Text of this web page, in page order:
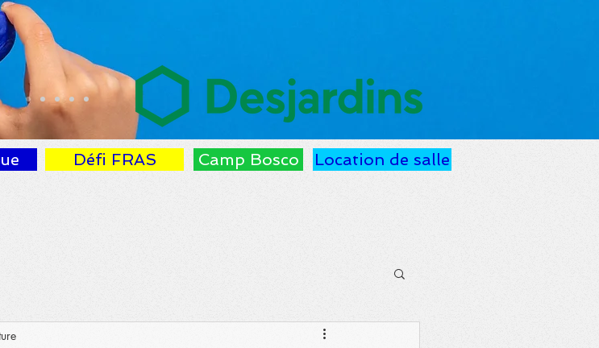
Défi FRAS Camp Bosco Location de salle